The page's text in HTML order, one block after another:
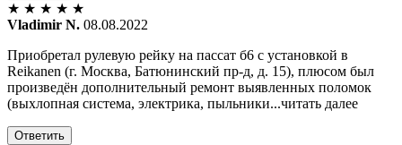
★ ★ ★ ★ ★
Vladimir N. 08.08.2022
Приобретал рулевую рейку на пассат б6 с установкой в
Reikanen (г. Москва, Батюнинский пр-д, д. 15), плюсом был
произведён дополнительный ремонт выявленных поломок
(выхлопная система, электрика, пыльники...читать далее
Ответить